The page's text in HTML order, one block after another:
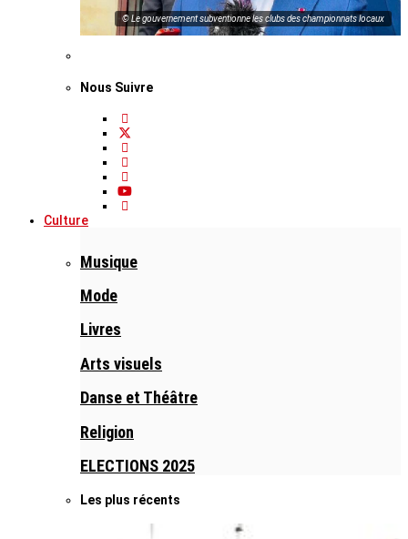
© Le gouvernement subventionne les clubs des championnats locaux
Nous Suivre
Culture
Musique
Mode
Livres
Arts visuels
Danse et Théâtre
Religion
ELECTIONS 2025
Les plus récents